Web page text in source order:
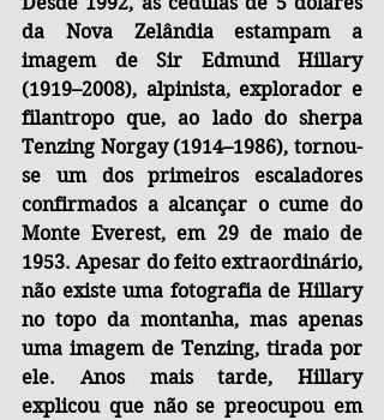
da Nova Zelândia estampam a
imagem de Sir Edmund Hillary
(1919–2008), alpinista, explorador e
filantropo que, ao lado do sherpa
Tenzing Norgay (1914–1986), tornou-
se um dos primeiros escaladores
confirmados a alcançar o cume do
Monte Everest, em 29 de maio de
1953. Apesar do feito extraordinário,
não existe uma fotografia de Hillary
no topo da montanha, mas apenas
uma imagem de Tenzing, tirada por
ele. Anos mais tarde, Hillary
explicou que não se preocupou em